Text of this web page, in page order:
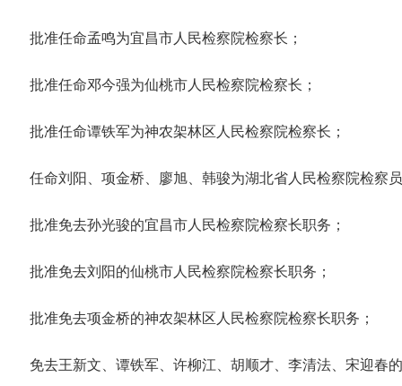
批准任命孟鸣为宜昌市人民检察院检察长；
批准任命邓今强为仙桃市人民检察院检察长；
批准任命谭铁军为神农架林区人民检察院检察长；
任命刘阳、项金桥、廖旭、韩骏为湖北省人民检察院检察
批准免去孙光骏的宜昌市人民检察院检察长职务；
批准免去刘阳的仙桃市人民检察院检察长职务；
批准免去项金桥的神农架林区人民检察院检察长职务；
免去王新文、谭铁军、许柳江、胡顺才、李清法、宋迎春